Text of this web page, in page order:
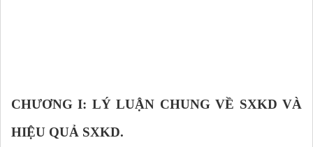
CHƯƠNG I: LÝ LUẬN CHUNG VỀ SXKD VÀ
HIỆU QUẢ SXKD.